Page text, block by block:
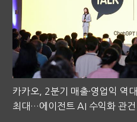
카카오, 2분기 매출·영업익 역대
최대…에이전트 AI 수익화 관건